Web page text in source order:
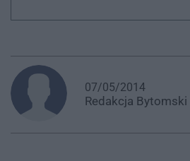
07/05/2014
Redakcja Bytomski